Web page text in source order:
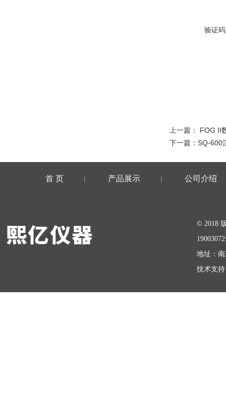
验证
上一篇： FOG II
下一篇： SQ-600
首 页 | 产品展示 | 公司介绍
© 2018
地址：
技术支